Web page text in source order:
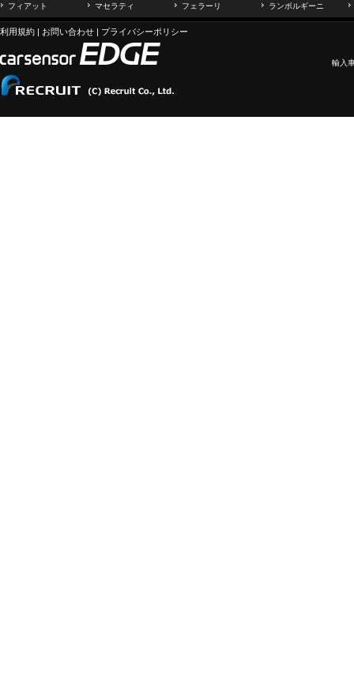
フィアット
マセラティ フェラーリ ランボルギーニ
利用規約 | お問い合わせ | プライバシーポリシー
輸入